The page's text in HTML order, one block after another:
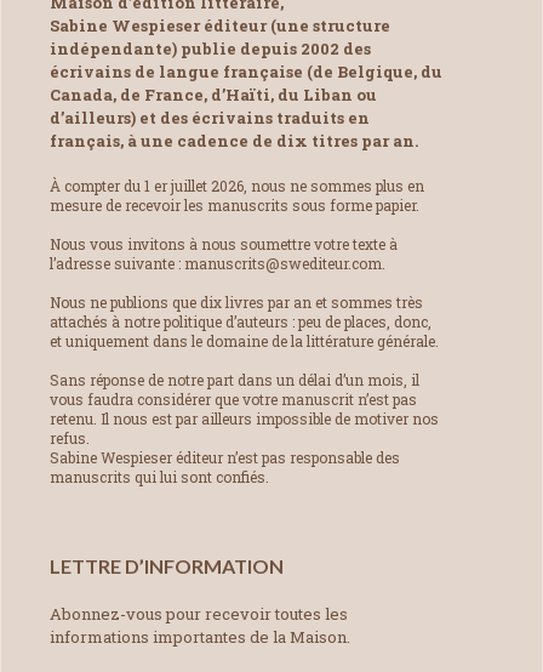
Sabine Wespieser éditeur (une structure
indépendante) publie depuis 2002 des
écrivains de langue française (de Belgique, du
Canada, de France, d’Haïti, du Liban ou
d’ailleurs) et des écrivains traduits en
français, à une cadence de dix titres par an.
À compter du 1 er juillet 2026, nous ne sommes plus en
mesure de recevoir les manuscrits sous forme papier.
Nous vous invitons à nous soumettre votre texte à
l’adresse suivante : manuscrits@swediteur.com.
Nous ne publions que dix livres par an et sommes très
attachés à notre politique d’auteurs : peu de places, donc,
et uniquement dans le domaine de la littérature générale.
Sans réponse de notre part dans un délai d’un mois, il
vous faudra considérer que votre manuscrit n’est pas
retenu. Il nous est par ailleurs impossible de motiver nos
refus.
Sabine Wespieser éditeur n’est pas responsable des
manuscrits qui lui sont confiés.
LETTRE D’INFORMATION
Abonnez-vous pour recevoir toutes les
informations importantes de la Maison.